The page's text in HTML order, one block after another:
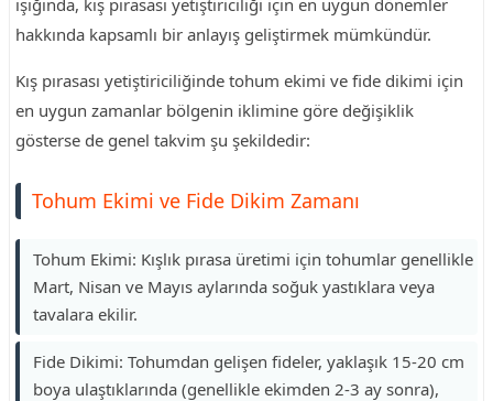
ışığında, kış pırasası yetiştiriciliği için en uygun dönemler
hakkında kapsamlı bir anlayış geliştirmek mümkündür.
Kış pırasası yetiştiriciliğinde tohum ekimi ve fide dikimi için
en uygun zamanlar bölgenin iklimine göre değişiklik
gösterse de genel takvim şu şekildedir:
Tohum Ekimi ve Fide Dikim Zamanı
Tohum Ekimi: Kışlık pırasa üretimi için tohumlar genellikle
Mart, Nisan ve Mayıs aylarında soğuk yastıklara veya
tavalara ekilir.
Fide Dikimi: Tohumdan gelişen fideler, yaklaşık 15-20 cm
boya ulaştıklarında (genellikle ekimden 2-3 ay sonra),